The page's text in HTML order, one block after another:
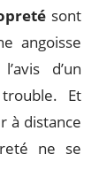
sont
angoisse
d’un
Et
à distance
ne se